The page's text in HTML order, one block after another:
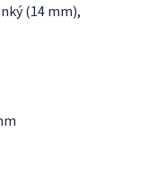
(14 mm),